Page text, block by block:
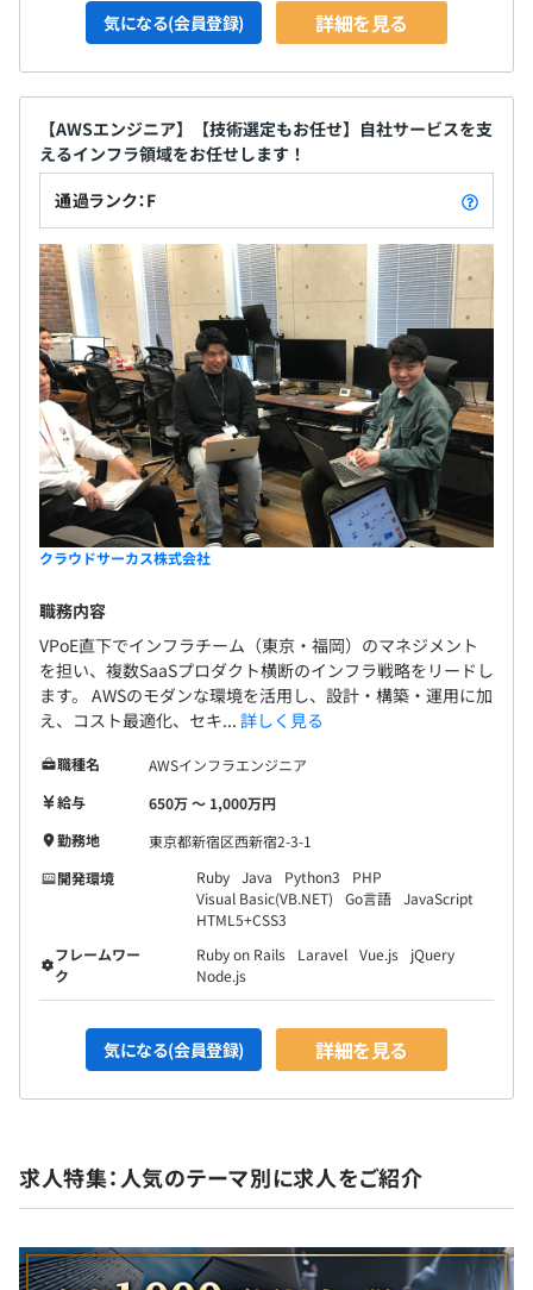
気になる(会員登録) 詳細を見る
【AWSエンジニア】【技術選定もお任せ】自社サービスを支
えるインフラ領域をお任せします！
通過ランク：F
クラウドサーカス株式会社
職務内容
VPoE直下でインフラチーム（東京・福岡）のマネジメント
を担い、複数SaaSプロダクト横断のインフラ戦略をリードし
ます。 AWSのモダンな環境を活用し、設計・構築・運用に加
え、コスト最適化、セキ... 詳しく見る
職種名
AWSインフラエンジニア
給与
650万 〜 1,000万円
勤務地
東京都新宿区西新宿2-3-1
開発環境
Ruby Java Python3
PHP
Visual Basic(VB.NET)
Go言語 JavaScript
HTML5+CSS3
フレームワー
ク
Ruby on Rails Laravel Vue.js
jQuery
Node.js
気になる(会員登録) 詳細を見る
求人特集：人気のテーマ別に求人をご紹介